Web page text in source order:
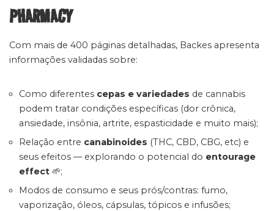
PHARMACY
Com mais de 400 páginas detalhadas, Backes apresenta
informações validadas sobre:
Como diferentes cepas e variedades de cannabis
podem tratar condições específicas (dor crônica,
ansiedade, insônia, artrite, espasticidade e muito mais);
Relação entre canabinoides (THC, CBD, CBG, etc) e
seus efeitos — explorando o potencial do entourage
effect 🌱;
Modos de consumo e seus prós/contras: fumo,
vaporização, óleos, cápsulas, tópicos e infusões;